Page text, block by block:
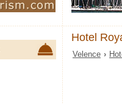
Hotel
Velence ›